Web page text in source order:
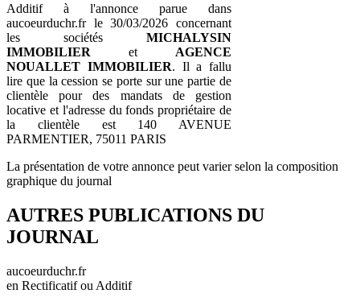
Additif à l'annonce parue dans
aucoeurduchr.fr le 30/03/2026 concernant
les sociétés MICHALYSIN
IMMOBILIER et AGENCE
NOUALLET IMMOBILIER. Il a fallu
lire que la cession se porte sur une partie de
clientèle pour des mandats de gestion
locative et l'adresse du fonds propriétaire de
la clientèle est 140 AVENUE
PARMENTIER, 75011 PARIS
La présentation de votre annonce peut varier selon la composition
graphique du journal
AUTRES PUBLICATIONS DU
JOURNAL
aucoeurduchr.fr
en Rectificatif ou Additif